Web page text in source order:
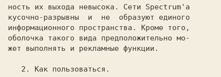
ность их выхода невысока. Сети Spectrum'a
кусочно-разрывны  и  не  образуют единого
информационного пространства. Кроме того,
оболочка такого вида предположительно мо-
жет выполнять и рекламные функции.